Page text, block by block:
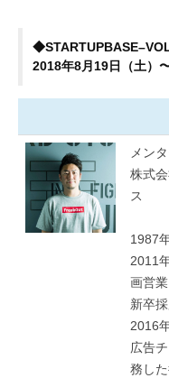
2018年8月19日（土）
メン
株式
ス
1987
2011
画営
新卒
2016
広告
務し